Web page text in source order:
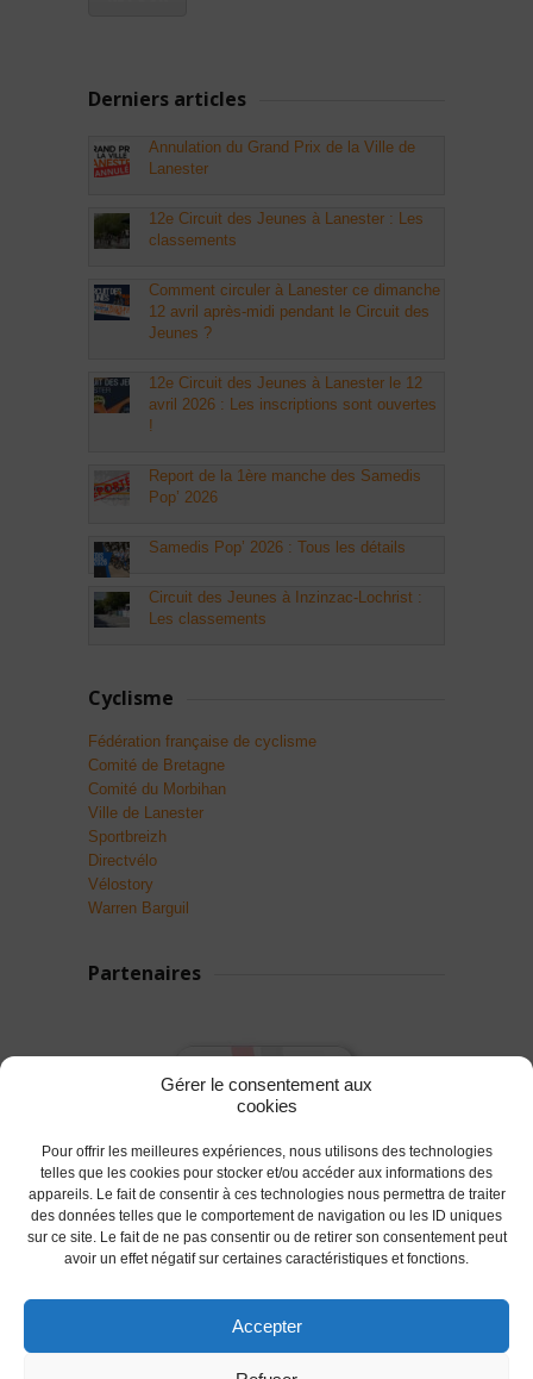
Gérer le consentement aux
cookies
Pour offrir les meilleures expériences, nous utilisons des technologies
telles que les cookies pour stocker et/ou accéder aux informations des
appareils. Le fait de consentir à ces technologies nous permettra de traiter
des données telles que le comportement de navigation ou les ID uniques
sur ce site. Le fait de ne pas consentir ou de retirer son consentement peut
avoir un effet négatif sur certaines caractéristiques et fonctions.
Accepter
Derniers articles
Annulation du Grand Prix de la Ville de
Lanester
12e Circuit des Jeunes à Lanester : Les
classements
Comment circuler à Lanester ce dimanche
12 avril après-midi pendant le Circuit des
Jeunes ?
12e Circuit des Jeunes à Lanester le 12
avril 2026 : Les inscriptions sont ouvertes
!
Report de la 1ère manche des Samedis
Pop’ 2026
Samedis Pop’ 2026 : Tous les détails
Circuit des Jeunes à Inzinzac-Lochrist :
Les classements
Cyclisme
Fédération française de cyclisme
Comité de Bretagne
Comité du Morbihan
Ville de Lanester
Sportbreizh
Directvélo
Vélostory
Warren Barguil
Partenaires